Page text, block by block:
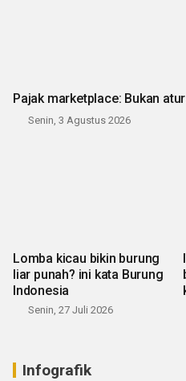
Pajak marketplace: Bukan
Senin, 3 Agustus 2026
Lomba kicau bikin burung
liar punah? ini kata Burung
Indonesia
Senin, 27 Juli 2026
Infografik